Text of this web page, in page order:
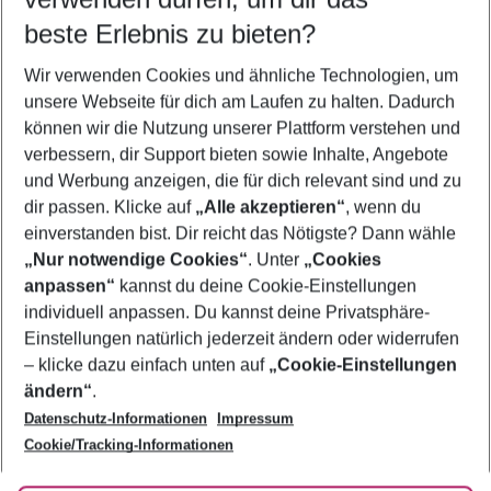
5-8 Nächte
2 Erwachsene Keine Kinder
Mehr Filter anzeigen
Footer
Footer navigation
Über uns
AGB
Bestpreisgarantie
Cookie-Einstellungen ändern
Cookie-Richtlinie
Agenturbetreuung
Barrierefreies Reisen
Folge uns
beste Erlebnis zu bieten?
Wir verwenden Cookies und ähnliche Technologien, um
unsere Webseite für dich am Laufen zu halten. Dadurch
können wir die Nutzung unserer Plattform verstehen und
verbessern, dir Support bieten sowie Inhalte, Angebote
und Werbung anzeigen, die für dich relevant sind und zu
dir passen. Klicke auf „Alle akzeptieren“, wenn du
einverstanden bist. Dir reicht das Nötigste? Dann wähle
„Nur notwendige Cookies“. Unter „Cookies
anpassen“ kannst du deine Cookie-Einstellungen
individuell anpassen. Du kannst deine Privatsphäre-
Einstellungen natürlich jederzeit ändern oder widerrufen
– klicke dazu einfach unten auf „Cookie-Einstellungen
ändern“.
Datenschutz-Informationen
Impressum
Cookie/Tracking-Informationen